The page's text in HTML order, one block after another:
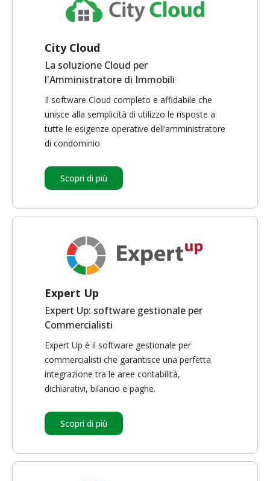
City Cloud
La soluzione Cloud per
l'Amministratore di Immobili
Il software Cloud completo e affidabile che
unisce alla semplicità di utilizzo le risposte a
tutte le esigenze operative dell’amministratore
di condominio.
Scopri di più
Expert Up
Expert Up: software gestionale per
Commercialisti
Expert Up è il software gestionale per
commercialisti che garantisce una perfetta
integrazione tra le aree contabilità,
dichiarativi, bilancio e paghe.
Scopri di più